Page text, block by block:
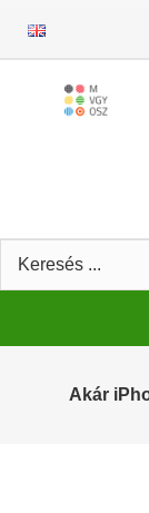
Keresés:
Akár